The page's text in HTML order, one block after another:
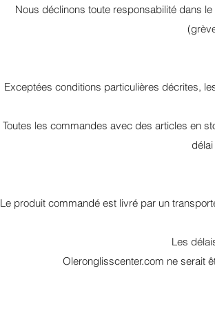
Nous déclinons toute responsabilité dans
Exceptées conditions particulières décrites,
Toutes les commandes avec des articles en
Le produit commandé est livré par un
Les
Oleronglisscenter.com ne serait